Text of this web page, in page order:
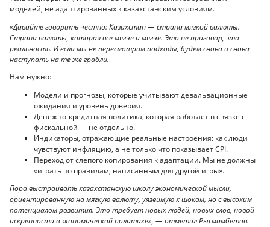
моделей, не адаптированных к казахстанским условиям.
«Давайте говорить честно: Казахстан — страна мягкой валюты.
Страна валюты, которая все мягче и мягче. Это не приговор, это
реальность. И если мы не пересмотрим подходы, будем снова и снова
наступать на те же грабли.
Нам нужно:
Модели и прогнозы, которые учитывают девальвационные
ожидания и уровень доверия.
Денежно-кредитная политика, которая работает в связке с
фискальной — не отдельно.
Индикаторы, отражающие реальные настроения: как люди
чувствуют инфляцию, а не только что показывает CPI.
Переход от слепого копирования к адаптации. Мы не должны
«играть по правилам, написанным для другой игры».
Пора выстраивать казахстанскую школу экономической мысли,
ориентированную на мягкую валюту, уязвимую к шокам, но с высоким
потенциалом развития. Это требует новых людей, новых слов, новой
искренности в экономической политике», — отметил Рысмамбетов.